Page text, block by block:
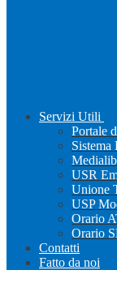
Servizi Utili
Portale
USR
Unione
USP
Orario
Orario
Contatti
Fatto da noi